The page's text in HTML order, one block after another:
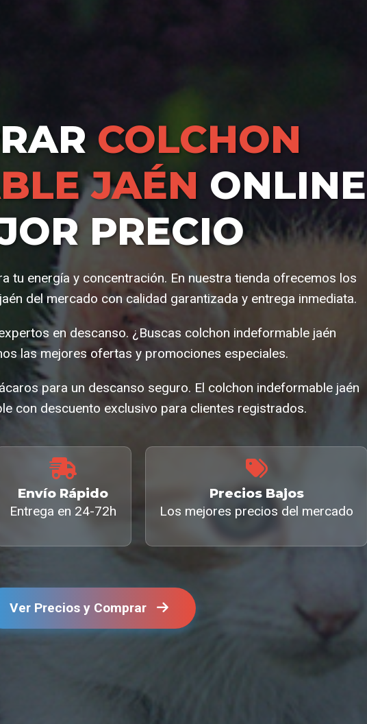
COLCHON
JAÉN
PRECIO
tu energía y concentración. En nuestra tienda ofrecemos los
del mercado con calidad garantizada y entrega inmediata.
en descanso. ¿Buscas colchon indeformable jaén
las mejores ofertas y promociones especiales.
para un descanso seguro. El colchon indeformable jaén
con descuento exclusivo para clientes registrados.
Envío Rápido
Entrega en 24-72h
Precios Bajos
Los mejores precios del mercado
Ver Precios y Comprar